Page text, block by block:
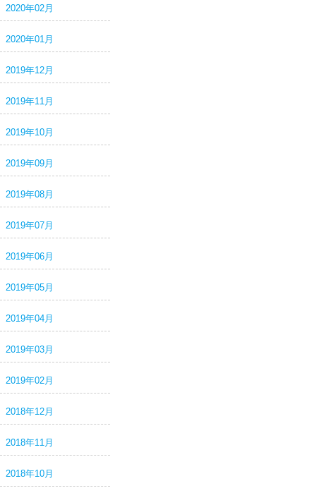
2020年02月
2020年01月
2019年12月
2019年11月
2019年10月
2019年09月
2019年08月
2019年07月
2019年06月
2019年05月
2019年04月
2019年03月
2019年02月
2018年12月
2018年11月
2018年10月